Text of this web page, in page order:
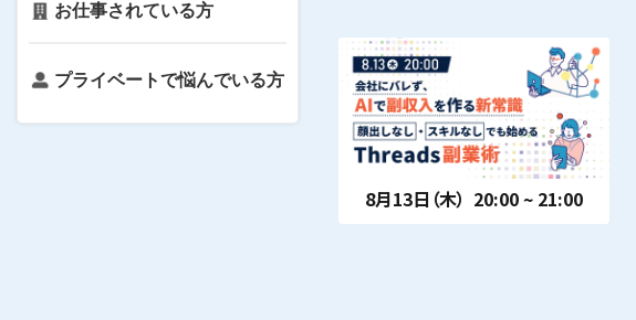
8月13日（木） 20:00 ~ 21:00
お仕事されている方
プライベートで悩んでいる方